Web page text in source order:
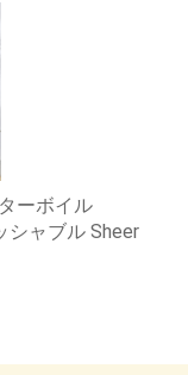
ーボイル
シャブル Sheer